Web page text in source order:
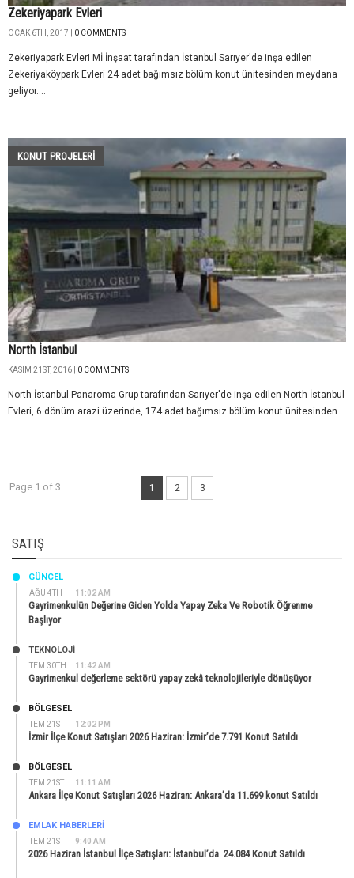
Zekeriyapark Evleri
OCAK 6TH, 2017 | 0 COMMENTS
Zekeriyapark Evleri Mİ İnşaat tarafından İstanbul Sarıyer'de inşa edilen
Zekeriyaköypark Evleri 24 adet bağımsız bölüm konut ünitesinden meydana
geliyor....
KONUT PROJELERI
North İstanbul
KASIM 21ST, 2016 | 0 COMMENTS
North İstanbul Panaroma Grup tarafından Sarıyer'de inşa edilen North İstanbul
Evleri, 6 dönüm arazi üzerinde, 174 adet bağımsız bölüm konut ünitesinden...
Page 1 of 3 1 2 3
SATIŞ
AĞU 4TH 11:02 AM
GÜNCEL
Gayrimenkulün Değerine Giden Yolda Yapay Zeka Ve Robotik Öğrenme
Başlıyor
TEM 30TH 11:42 AM
TEKNOLOJİ
Gayrimenkul değerleme sektörü yapay zekâ teknolojileriyle dönüşüyor
TEM 21ST 12:02 PM
BÖLGESEL
İzmir İlçe Konut Satışları 2026 Haziran: İzmir’de 7.791 Konut Satıldı
TEM 21ST 11:11 AM
BÖLGESEL
Ankara İlçe Konut Satışları 2026 Haziran: Ankara’da 11.699 konut Satıldı
TEM 21ST 9:40 AM
EMLAK HABERLERI
2026 Haziran İstanbul İlçe Satışları: İstanbul’da 24.084 Konut Satıldı